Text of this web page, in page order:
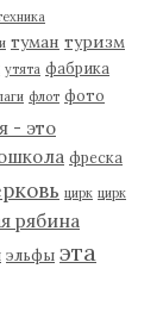
туман туризм
утята фабрика
флот фото
- это
фреска
цирк цирк
рябина
эльфы эта